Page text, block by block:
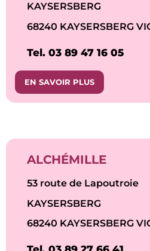
KAYSERSBERG
68240 KAYSERSBERG
Tel. 03 89 47 16 05
EN SAVOIR PLUS
ALCHÉMILLE
53 route de Lapoutroie
KAYSERSBERG
68240 KAYSERSBERG